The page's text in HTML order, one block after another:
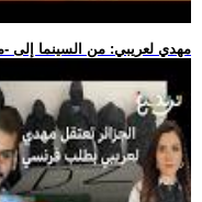
.. مهدي لعريبي: من السينما إلى